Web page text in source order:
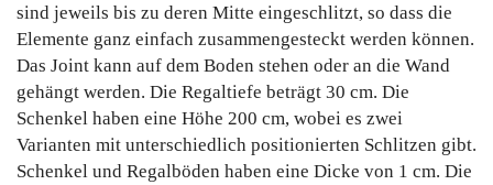
sind jeweils bis zu deren Mitte eingeschlitzt, so dass die
Elemente ganz einfach zusammengesteckt werden können.
Das Joint kann auf dem Boden stehen oder an die Wand
gehängt werden. Die Regaltiefe beträgt 30 cm. Die
Schenkel haben eine Höhe 200 cm, wobei es zwei
Varianten mit unterschiedlich positionierten Schlitzen gibt.
Schenkel und Regalböden haben eine Dicke von 1 cm. Die